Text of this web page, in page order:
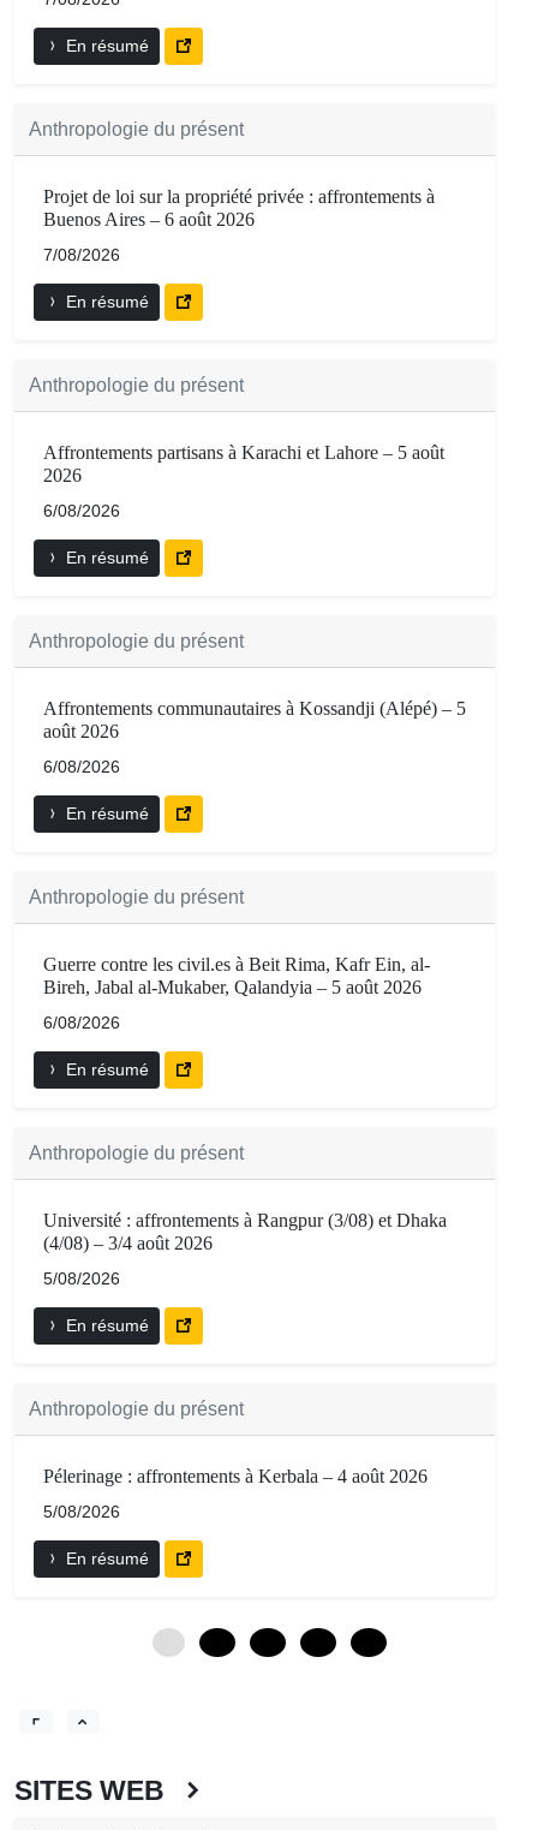
En résumé
Anthropologie du présent
Projet de loi sur la propriété privée : affrontements à
Buenos Aires – 6 août 2026
7/08/2026
En résumé
Anthropologie du présent
Affrontements partisans à Karachi et Lahore – 5 août
2026
6/08/2026
En résumé
Anthropologie du présent
Affrontements communautaires à Kossandji (Alépé) – 5
août 2026
6/08/2026
En résumé
Anthropologie du présent
Guerre contre les civil.es à Beit Rima, Kafr Ein, al-
Bireh, Jabal al-Mukaber, Qalandyia – 5 août 2026
6/08/2026
En résumé
Anthropologie du présent
Université : affrontements à Rangpur (3/08) et Dhaka
(4/08) – 3/4 août 2026
5/08/2026
En résumé
Anthropologie du présent
Pélerinage : affrontements à Kerbala – 4 août 2026
5/08/2026
En résumé
SITES WEB